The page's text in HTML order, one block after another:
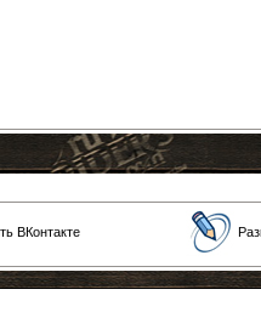
ВКонтакте